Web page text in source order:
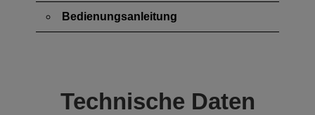
Bedienungsanleitung
Technische Daten